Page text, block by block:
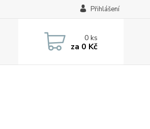
Přihlášení
0ks
za 0 Kč